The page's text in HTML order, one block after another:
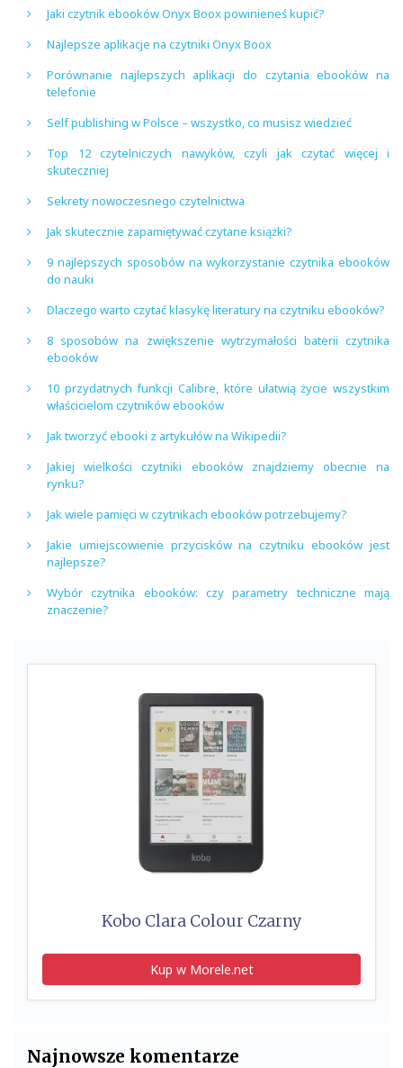
Jaki czytnik ebooków Onyx Boox powinieneś kupić?
Najlepsze aplikacje na czytniki Onyx Boox
Porównanie najlepszych aplikacji do czytania ebooków na
telefonie
Self publishing w Polsce – wszystko, co musisz wiedzieć
Top 12 czytelniczych nawyków, czyli jak czytać więcej i
skuteczniej
Sekrety nowoczesnego czytelnictwa
Jak skutecznie zapamiętywać czytane książki?
9 najlepszych sposobów na wykorzystanie czytnika ebooków
do nauki
Dlaczego warto czytać klasykę literatury na czytniku ebooków?
8 sposobów na zwiększenie wytrzymałości baterii czytnika
ebooków
10 przydatnych funkcji Calibre, które ułatwią życie wszystkim
właścicielom czytników ebooków
Jak tworzyć ebooki z artykułów na Wikipedii?
Jakiej wielkości czytniki ebooków znajdziemy obecnie na
rynku?
Jak wiele pamięci w czytnikach ebooków potrzebujemy?
Jakie umiejscowienie przycisków na czytniku ebooków jest
najlepsze?
Wybór czytnika ebooków: czy parametry techniczne mają
znaczenie?
Kobo Clara Colour Czarny
Kup w Morele.net
Najnowsze komentarze